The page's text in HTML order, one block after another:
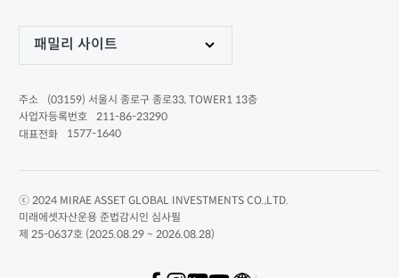
패밀리 사이트
주소
(03159) 서울시 종로구 종로33, TOWER1 13층
사업자등록번호
211-86-23290
대표전화
1577-1640
ⓒ 2024 MIRAE ASSET GLOBAL INVESTMENTS CO.,LTD.
미래에셋자산운용 준법감시인 심사필
제 25-0637호 (2025.08.29 ~ 2026.08.28)